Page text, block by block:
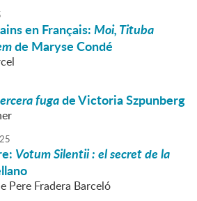
en Français:Moi, Tituba
de Maryse Condé
fugade Victoria Szpunberg
Votum Silentii : el secret de la
Pere Fradera Barceló